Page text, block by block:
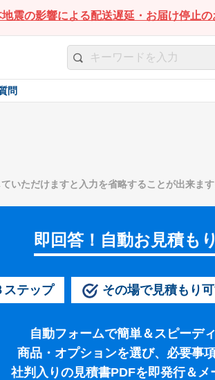
地震の影響による配送遅延・お届け停止の
問
いただけますと入力を省略することが出来ます
即回答！自動お見積も
ステップ その場で見積もり
自動フォームで簡単＆スピーデ
商品・オプションを選び、必要事
社判入りの見積書PDFを即発行＆メ